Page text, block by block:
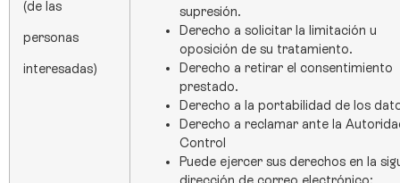
(de las
personas
interesadas)
supresión.
Derecho a solicitar la limitación u
oposición de su tratamiento.
Derecho a retirar el consentimiento
prestado.
Derecho a la portabilidad de los
Derecho a reclamar ante la
Control
Puede ejercer sus derechos en la